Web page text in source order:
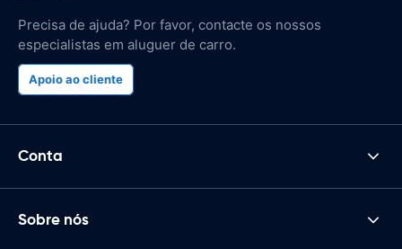
Precisa de ajuda? Por favor, contacte os nossos
especialistas em aluguer de carro.
Apoio ao cliente
Conta
Sobre nós